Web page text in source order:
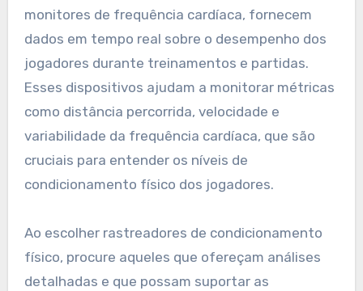
monitores de frequência cardíaca, fornecem
dados em tempo real sobre o desempenho dos
jogadores durante treinamentos e partidas.
Esses dispositivos ajudam a monitorar métricas
como distância percorrida, velocidade e
variabilidade da frequência cardíaca, que são
cruciais para entender os níveis de
condicionamento físico dos jogadores.
Ao escolher rastreadores de condicionamento
físico, procure aqueles que ofereçam análises
detalhadas e que possam suportar as